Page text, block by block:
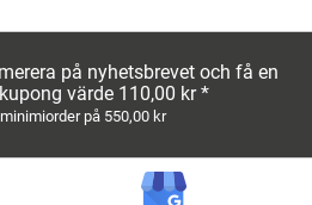
på nyhetsbrevet och få en
värde 110,00 kr *
på 550,00 kr